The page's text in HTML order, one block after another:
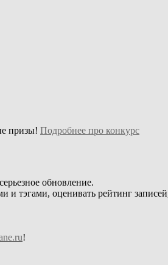
призы! Подробнее про конкурс
обновление.
и тэгами, оценивать рейтинг
!